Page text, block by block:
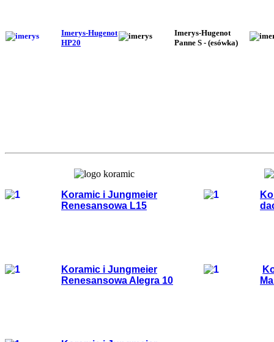
Imerys-Hugenot
HP20
Imerys-Hugenot
Panne S - (esówka)
Koramic i Jungmeier
Renesansowa L15
Koramic i Jungmeier
Renesansowa Alegra 10